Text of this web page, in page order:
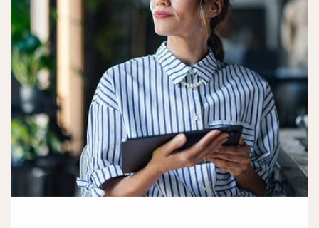
Nachname
Telefon
Email*
Ihre Nachricht an uns